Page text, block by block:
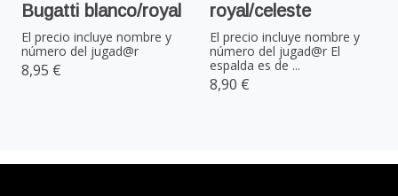
Bugatti blanco/royal
El precio incluye nombre y
número del jugad@r
8,95 €
royal/celeste
El precio incluye nombre y
número del jugad@r El
espalda es de ...
8,90 €